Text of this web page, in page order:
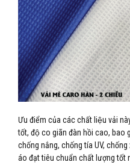
Ưu điểm của các chất liệu vải
tốt, độ co giãn đàn hồi cao, bao
chống nắng, chống tía UV,
áo đạt tiêu chuẩn chất lượng tốt